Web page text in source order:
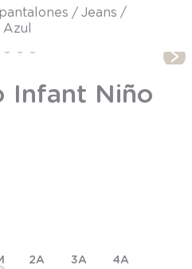
jeans
Infant Niño
2A 3A 4A